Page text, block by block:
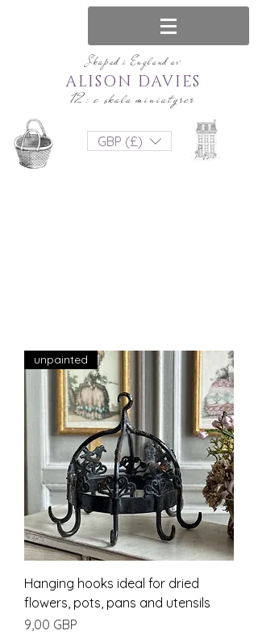
Skapad i England av
12: e skala miniatyrer
ALISON DAVIES
GBP (£)
unpainted
Hanging hooks ideal for dried
flowers, pots, pans and utensils
Pris
9,00 GBP